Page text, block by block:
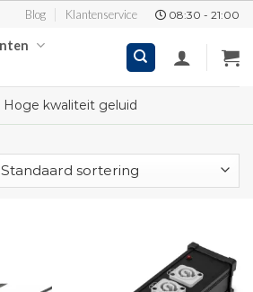
Blog Klantenservice 08:30 - 21:00
Hoge kwaliteit geluid